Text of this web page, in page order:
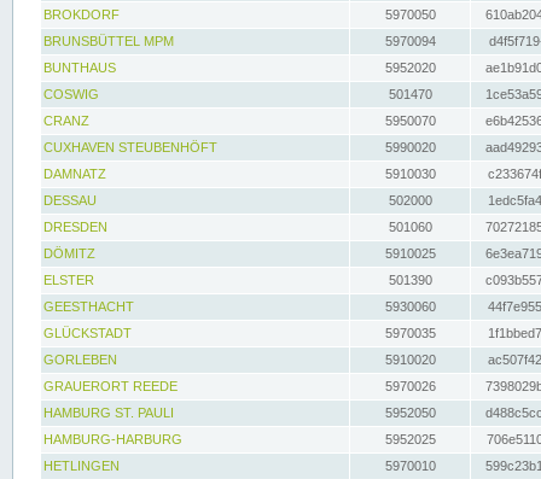
BROKDORF
5970050
BRUNSBÜTTEL MPM
5970094
BUNTHAUS
5952020
COSWIG
501470
CRANZ
5950070
CUXHAVEN STEUBENHÖFT
5990020
DAMNATZ
5910030
DESSAU
502000
DRESDEN
501060
DÖMITZ
5910025
ELSTER
501390
GEESTHACHT
5930060
GLÜCKSTADT
5970035
GORLEBEN
5910020
GRAUERORT REEDE
5970026
HAMBURG ST. PAULI
5952050
HAMBURG-HARBURG
5952025
HETLINGEN
5970010